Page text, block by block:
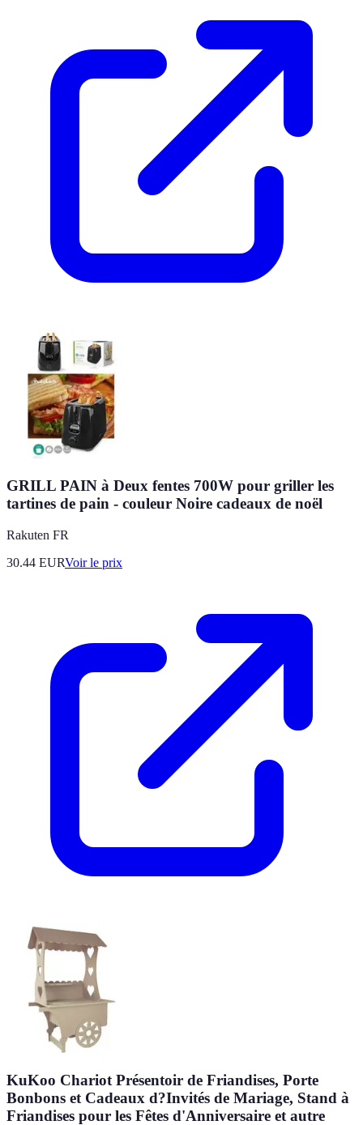
GRILL PAIN à Deux fentes 700W pour griller les
tartines de pain - couleur Noire cadeaux de noël
Rakuten FR
30.44 EURVoir le prix
KuKoo Chariot Présentoir de Friandises, Porte
Bonbons et Cadeaux d?Invités de Mariage, Stand à
Friandises pour les Fêtes d'Anniversaire et autre